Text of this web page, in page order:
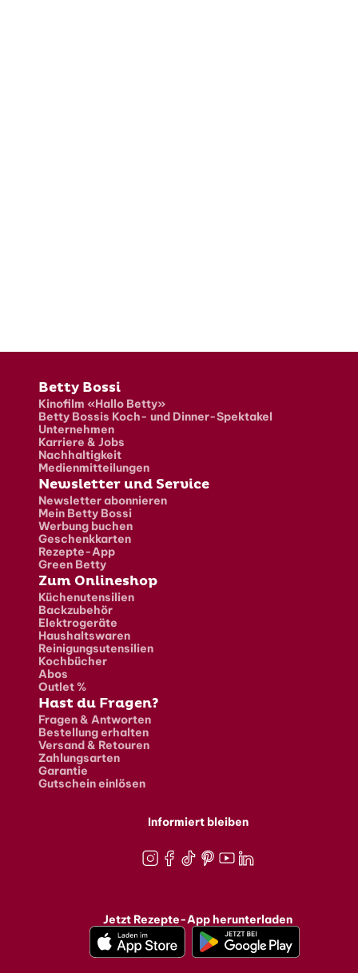
Fusszeile
Betty Bossi
Kinofilm «Hallo Betty»
Betty Bossis Koch- und Dinner-Spektakel
Unternehmen
Karriere & Jobs
Nachhaltigkeit
Medienmitteilungen
Newsletter und Service
Newsletter abonnieren
Mein Betty Bossi
Werbung buchen
Geschenkkarten
Rezepte-App
Green Betty
Zum Onlineshop
Küchenutensilien
Backzubehör
Elektrogeräte
Haushaltswaren
Reinigungsutensilien
Kochbücher
Abos
Outlet %
Hast du Fragen?
Fragen & Antworten
Bestellung erhalten
Versand & Retouren
Zahlungsarten
Garantie
Gutschein einlösen
Informiert bleiben
Jetzt Rezepte-App herunterladen